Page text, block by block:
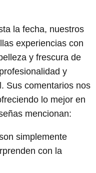
la fecha, nuestros
experiencias con
y frescura de
y
Sus comentarios nos
lo mejor en
mencionan:
simplemente
con la